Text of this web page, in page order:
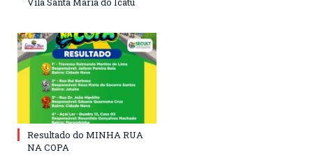
Resultado do MINHA RUA
NA COPA